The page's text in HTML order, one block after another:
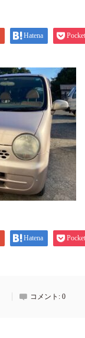
Hatena Pocket
Hatena Pocket
コメント: 0